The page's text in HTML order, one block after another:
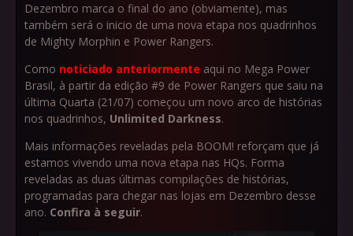
Dezembro marca o final do ano (obviamente), mas
também será o inicio de uma nova etapa nos quadrinhos
de Mighty Morphin e Power Rangers.
Como noticiado anteriormente aqui no Mega Power
Brasil, à partir da edição #9 de Power Rangers que saiu na
última Quarta (21/07) começou um novo arco de histórias
nos quadrinhos, Unlimited Darkness.
Mais informações reveladas pela BOOM! reforçam que já
estamos vivendo uma nova etapa nas HQs. Forma
reveladas as duas últimas compilações de histórias,
programadas para chegar nas lojas em Dezembro desse
ano. Confira à seguir.